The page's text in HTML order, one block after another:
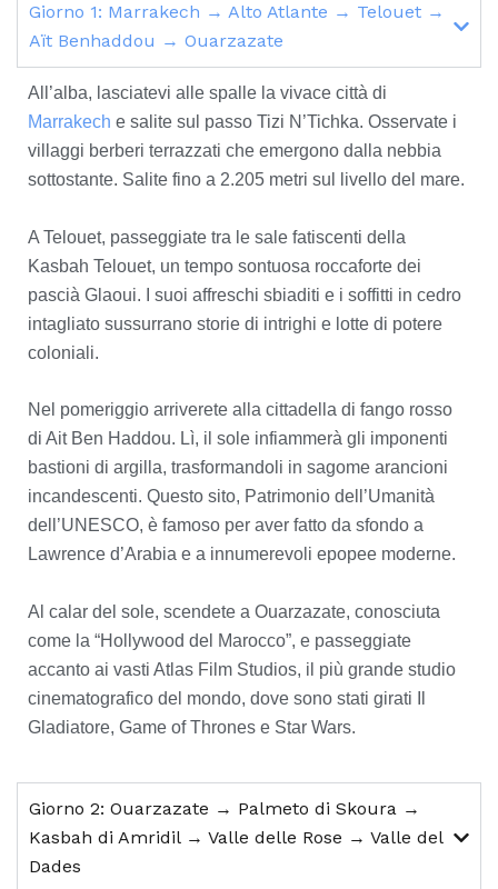
Giorno 1: Marrakech → Alto Atlante → Telouet →
Aït Benhaddou → Ouarzazate
All’alba, lasciatevi alle spalle la vivace città di
Marrakech e salite sul passo Tizi N’Tichka. Osservate i
villaggi berberi terrazzati che emergono dalla nebbia
sottostante. Salite fino a 2.205 metri sul livello del mare.
A Telouet, passeggiate tra le sale fatiscenti della
Kasbah Telouet, un tempo sontuosa roccaforte dei
pascià Glaoui. I suoi affreschi sbiaditi e i soffitti in cedro
intagliato sussurrano storie di intrighi e lotte di potere
coloniali.
Nel pomeriggio arriverete alla cittadella di fango rosso
di Ait Ben Haddou. Lì, il sole infiammerà gli imponenti
bastioni di argilla, trasformandoli in sagome arancioni
incandescenti. Questo sito, Patrimonio dell’Umanità
dell’UNESCO, è famoso per aver fatto da sfondo a
Lawrence d’Arabia e a innumerevoli epopee moderne.
Al calar del sole, scendete a Ouarzazate, conosciuta
come la “Hollywood del Marocco”, e passeggiate
accanto ai vasti Atlas Film Studios, il più grande studio
cinematografico del mondo, dove sono stati girati Il
Gladiatore, Game of Thrones e Star Wars.
Giorno 2: Ouarzazate → Palmeto di Skoura →
Kasbah di Amridil → Valle delle Rose → Valle del
Dades